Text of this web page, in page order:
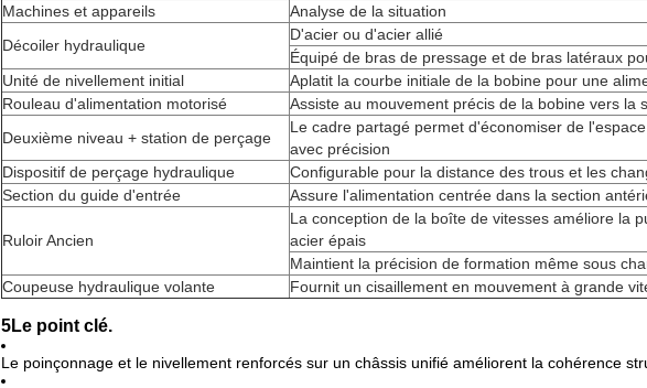
Machines et appareils
Analyse de la situation
Décoiler hydraulique
D'acier ou d'acier allié
Équipé de bras de pressage et de bras latéraux
Unité de nivellement initial
Aplatit la courbe initiale de la bobine pour une
Rouleau d'alimentation motorisé
Assiste au mouvement précis de la bobine vers la
Deuxième niveau + station de perçage
Le cadre partagé permet d'économiser de
avec précision
Dispositif de perçage hydraulique
Configurable pour la distance des trous et les
Section du guide d'entrée
Assure l'alimentation centrée dans la section
Ruloir Ancien
La conception de la boîte de vitesses améliore la
acier épais
Maintient la précision de formation même sous
Coupeuse hydraulique volante
Fournit un cisaillement en mouvement à grande
5Le point clé.
Le poinçonnage et le nivellement renforcés sur un châssis unifié améliorent la cohérence